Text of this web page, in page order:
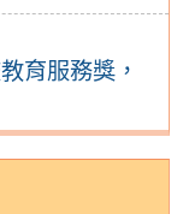
育服務獎，